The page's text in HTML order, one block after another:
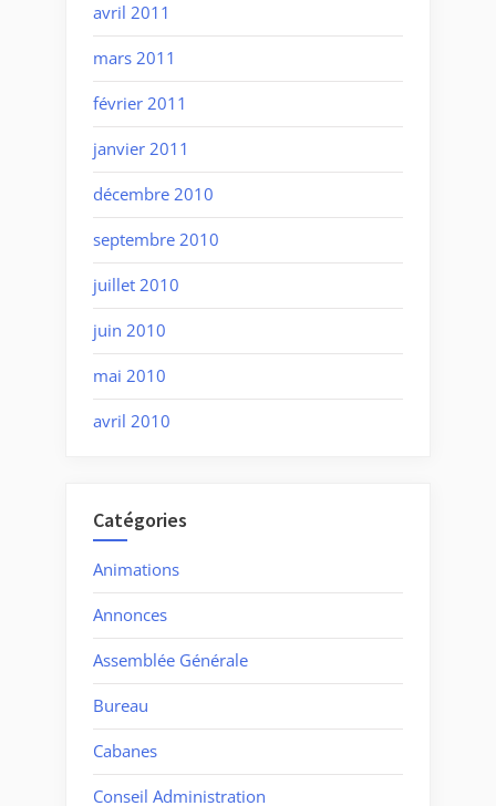
avril 2011
mars 2011
février 2011
janvier 2011
décembre 2010
septembre 2010
juillet 2010
juin 2010
mai 2010
avril 2010
Catégories
Animations
Annonces
Assemblée Générale
Bureau
Cabanes
Conseil Administration